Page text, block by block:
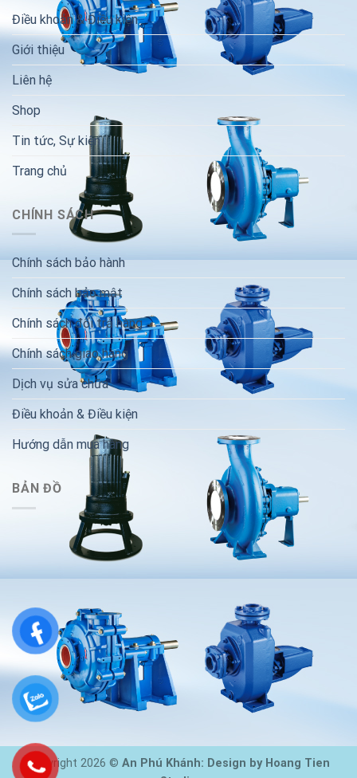
Điều khoản & Điều kiện
Giới thiệu
Liên hệ
Shop
Tin tức, Sự kiện
Trang chủ
CHÍNH SÁCH
Chính sách bảo hành
Chính sách bảo mật
Chính sách đổi trả hàng
Chính sách giao hàng
Dịch vụ sửa chữa
Điều khoản & Điều kiện
Hướng dẫn mua hàng
BẢN ĐỒ
Copyright 2026 © An Phú Khánh: Design by Hoang Tien